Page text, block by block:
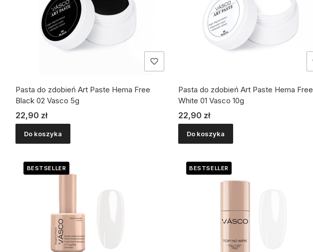
Pasta do zdobień Art Paste Hema Free
Black 02 Vasco 5g
Cena
22,90 zł
Do koszyka
Pasta do zdobień Art Paste Hema Free
White 01 Vasco 10g
Cena
22,90 zł
Do koszyka
BESTSELLER BESTSELLER